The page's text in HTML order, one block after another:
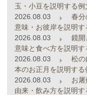
玉・小豆を説明する例
2026.08.03
春分
意味・お彼岸を説明す
2026.08.03
鏡開
意味と食べ方を説明す
2026.08.03
松の
本のお正月を説明する
2026.08.03
お
由来・飲み方を説明す